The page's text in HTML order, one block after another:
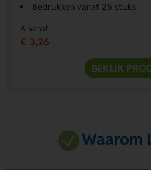
Bedrukken vanaf 25 stuks
Al vanaf
€ 3,26
BEKIJK
Waarom